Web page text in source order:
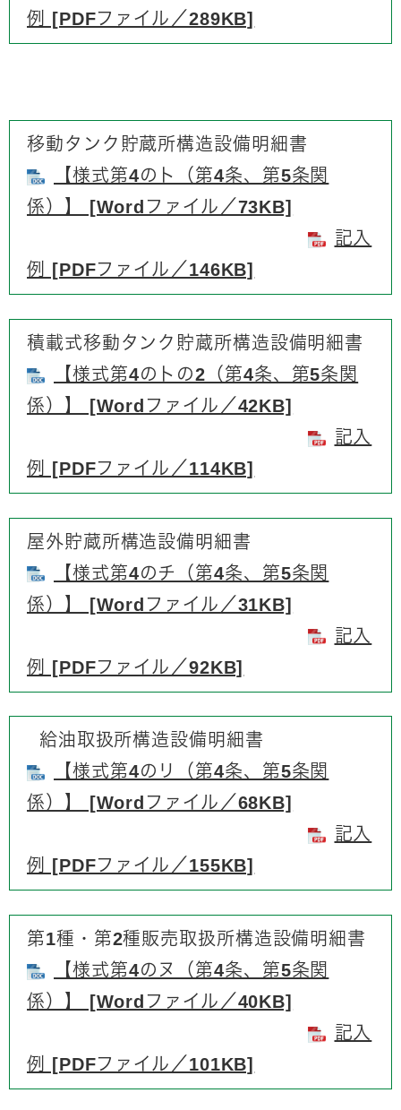
例 [PDFファイル／289KB]
移動タンク貯蔵所構造設備明細書
【様式第4のト（第4条、第5条関
係）】 [Wordファイル／73KB]
記入
例 [PDFファイル／146KB]
積載式移動タンク貯蔵所構造設備明細書
【様式第4のトの2（第4条、第5条関
係）】 [Wordファイル／42KB]
記入
例 [PDFファイル／114KB]
屋外貯蔵所構造設備明細書
【様式第4のチ（第4条、第5条関
係）】 [Wordファイル／31KB]
記入
例 [PDFファイル／92KB]
給油取扱所構造設備明細書
【様式第4のリ（第4条、第5条関
係）】 [Wordファイル／68KB]
記入
例 [PDFファイル／155KB]
第1種・第2種販売取扱所構造設備明細書
【様式第4のヌ（第4条、第5条関
係）】 [Wordファイル／40KB]
記入
例 [PDFファイル／101KB]